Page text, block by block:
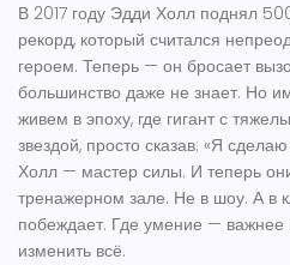
В 2017 году Эдди Холл поднял
рекорд, который считался
героем. Теперь — он бросает
большинство даже не знает. Но
живем в эпоху, где гигант с
звездой, просто сказав: «Я
Холл — мастер силы. И теперь
тренажерном зале. Не в шоу. А в
побеждает. Где умение — важнее
изменить всё.